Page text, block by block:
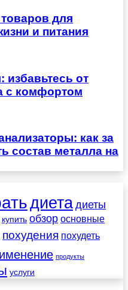
для
и питания
избавьтесь от
с комфортом
как за
состав металла на
диета диеты
купить обзор основные
похудения похудеть
продукты
услуги